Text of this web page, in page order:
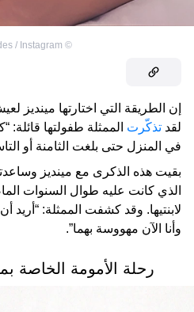
©
/ Instagram
إن الطريقة التي اختارتها
لقد تذكّرت الممثلة طفولتها
في المنزل حتى بلغت الثامنة أو
بقيت هذه الذكرى مع مينديز
الذي كانت عليه طوال السنوات
لابنتيها. وقد كشفت الممثلة: “أريد
وأنا الآن مهووسة بهما”.
رحلة الأمومة الخاصة